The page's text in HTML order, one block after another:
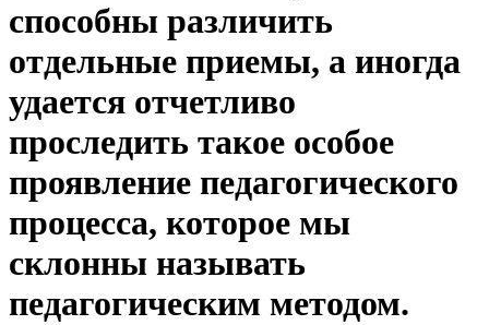
способны различить
отдельные приемы, а иногда
удается отчетливо
проследить такое особое
проявление педагогического
процесса, которое мы
склонны называть
педагогическим методом.